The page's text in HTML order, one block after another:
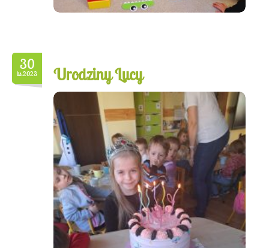
30
lis.2023 Urodziny Lucy